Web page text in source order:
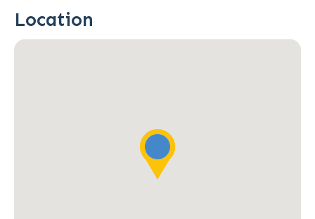
Location